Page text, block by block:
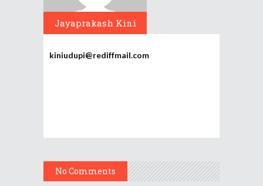
Jayaprakash Kini
kiniudupi@rediffmail.com
No Comments